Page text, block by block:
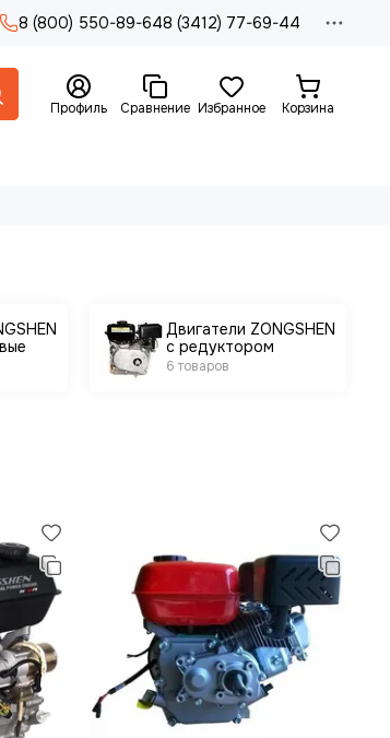
8 (800) 550-89-648 (3412) 77-69-44
Профиль Сравнение Избранное Корзина
Двигатели ZONGSHEN
с редуктором
6 товаров